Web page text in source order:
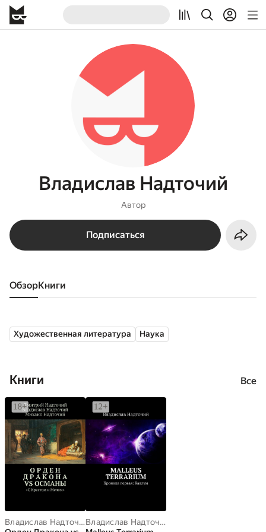
Владислав Надточий
Автор
Подписаться
Обзор книги
Художественная литература Наука
Книги Все
Владислав Надточий ,Дмитрий Надточий
Владислав Надточий